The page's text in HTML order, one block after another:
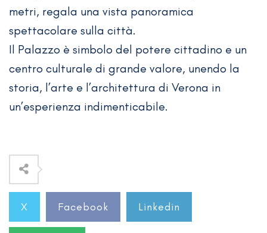
metri, regala una vista panoramica
spettacolare sulla città.
Il Palazzo è simbolo del potere cittadino e un
centro culturale di grande valore, unendo la
storia, l’arte e l’architettura di Verona in
un’esperienza indimenticabile.
X Facebook Linkedin